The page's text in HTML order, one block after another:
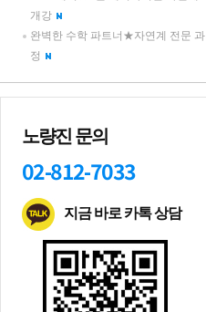
개강
완벽한 수학 파트너★자연계 전문 과
정
노량진 문의
02-812-7033
지금 바로 카톡 상담